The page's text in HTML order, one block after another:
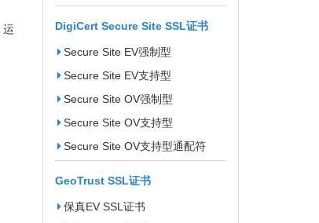
运
DigiCert Secure Site SSL证书
Secure Site EV强制型
Secure Site EV支持型
Secure Site OV强制型
Secure Site OV支持型
Secure Site OV支持型通配符
GeoTrust SSL证书
保真EV SSL证书